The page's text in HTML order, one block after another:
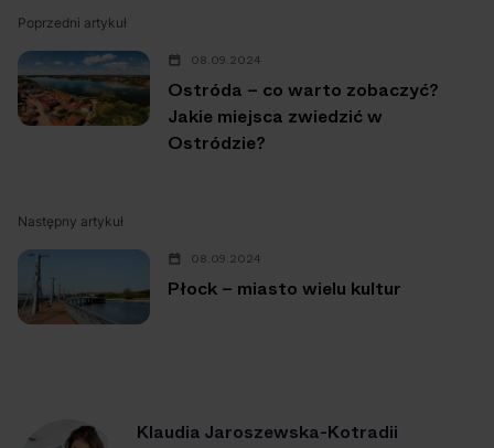
Poprzedni artykuł
08.09.2024
Ostróda – co warto zobaczyć?
Jakie miejsca zwiedzić w
Ostródzie?
Następny artykuł
08.09.2024
Płock – miasto wielu kultur
Klaudia Jaroszewska-Kotradii